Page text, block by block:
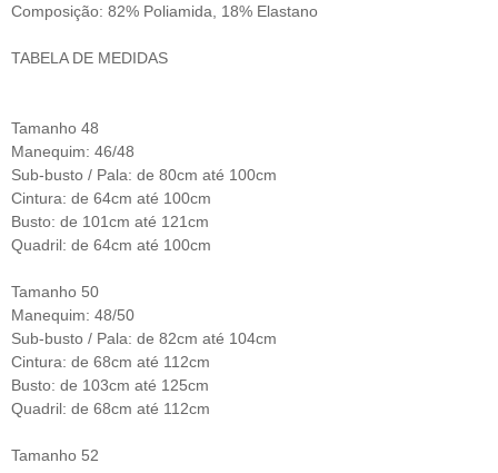
Composição: 82% Poliamida, 18% Elastano
TABELA DE MEDIDAS
Tamanho 48
Manequim: 46/48
Sub-busto / Pala: de 80cm até 100cm
Cintura: de 64cm até 100cm
Busto: de 101cm até 121cm
Quadril: de 64cm até 100cm
Tamanho 50
Manequim: 48/50
Sub-busto / Pala: de 82cm até 104cm
Cintura: de 68cm até 112cm
Busto: de 103cm até 125cm
Quadril: de 68cm até 112cm
Tamanho 52